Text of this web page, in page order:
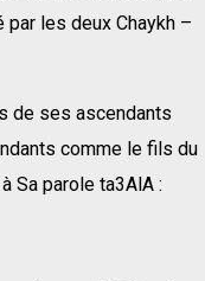
les deux Chaykh –
de ses ascendants
comme le fils du
Sa parole ta3AlA :